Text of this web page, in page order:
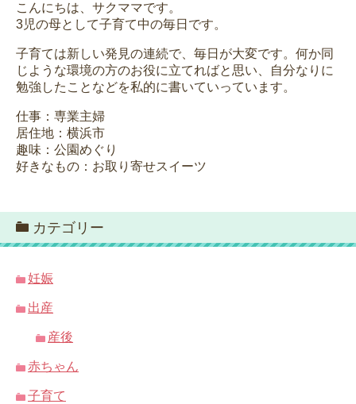
こんにちは、サクママです。
3児の母として子育て中の毎日です。
子育ては新しい発見の連続で、毎日が大変です。何か同
じような環境の方のお役に立てればと思い、自分なりに
勉強したことなどを私的に書いていっています。
仕事：専業主婦
居住地：横浜市
趣味：公園めぐり
好きなもの：お取り寄せスイーツ
カテゴリー
妊娠
出産
産後
赤ちゃん
子育て